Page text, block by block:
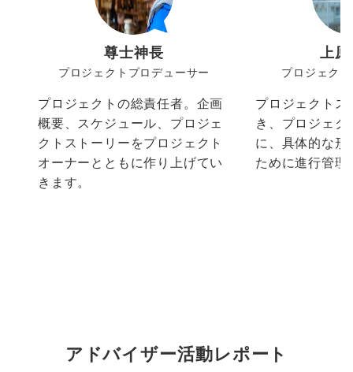
尊士神長
プロジェクトプロデューサー
プロジェクトの総責任者。企画
概要、スケジュール、プロジェ
クトストーリーをプロジェクト
オーナーとともに作り上げてい
きます。
上原
プロジェク
プロジェクト
き、プロジェ
に、具体的な
ために進行管
アドバイザー活動レポート